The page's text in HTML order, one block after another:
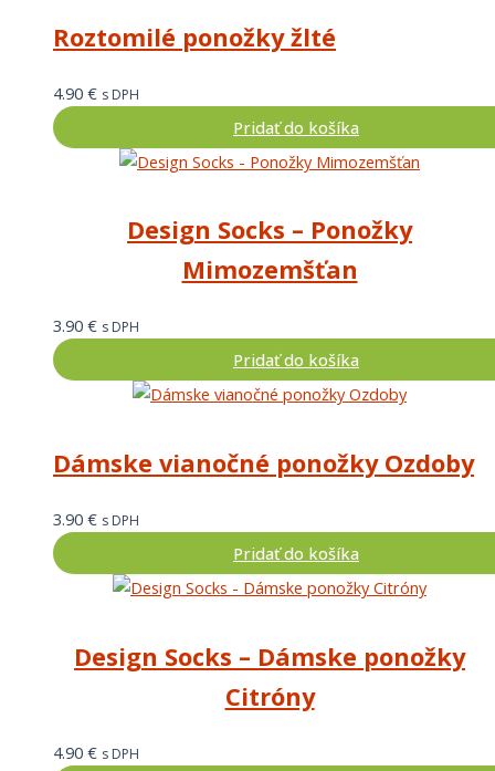
Roztomilé ponožky žlté
4.90 € s DPH
Pridať do košíka
Design Socks – Ponožky
Mimozemšťan
3.90 € s DPH
Pridať do košíka
Dámske vianočné ponožky Ozdoby
3.90 € s DPH
Pridať do košíka
Design Socks – Dámske ponožky
Citróny
4.90 € s DPH